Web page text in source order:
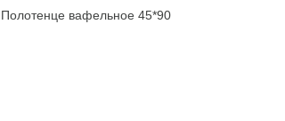
Полотенце вафельное 45*90